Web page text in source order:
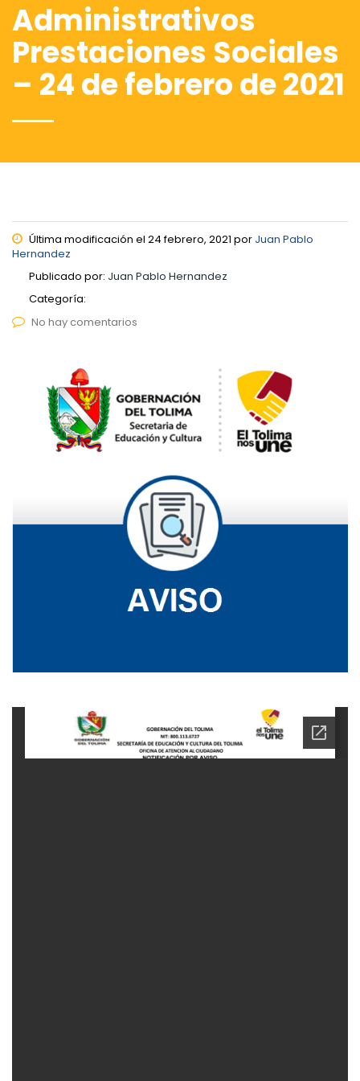
Administrativos
Prestaciones Sociales
– 24 de febrero de 2021
Última modificación el 24 febrero, 2021 por Juan Pablo
Hernandez
Publicado por: Juan Pablo Hernandez
Categoría:
No hay comentarios